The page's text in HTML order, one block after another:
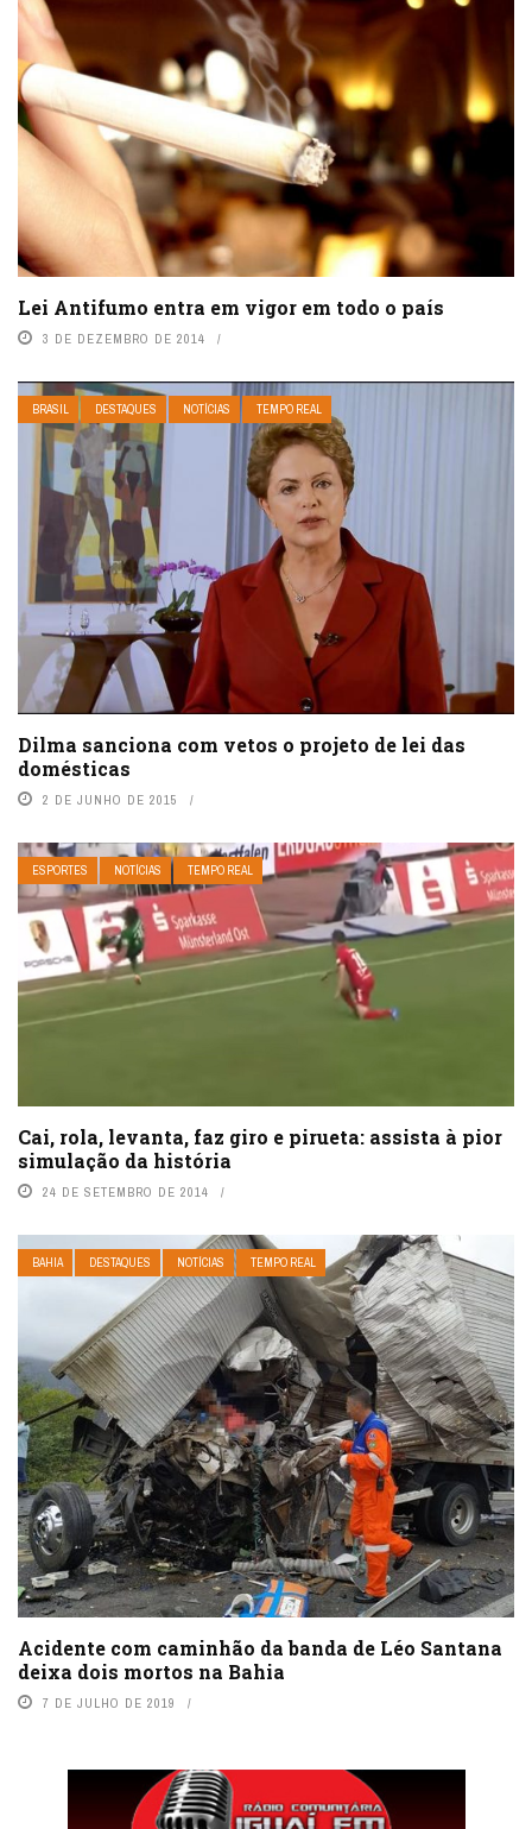
Lei Antifumo entra em vigor em todo o país
3 DE DEZEMBRO DE 2014
BRASIL DESTAQUES NOTÍCIAS TEMPO REAL
Dilma sanciona com vetos o projeto de lei das
domésticas
2 DE JUNHO DE 2015
ESPORTES NOTÍCIAS TEMPO REAL
Cai, rola, levanta, faz giro e pirueta: assista à pior
simulação da história
24 DE SETEMBRO DE 2014
BAHIA DESTAQUES NOTÍCIAS TEMPO REAL
Acidente com caminhão da banda de Léo Santana
deixa dois mortos na Bahia
7 DE JULHO DE 2019